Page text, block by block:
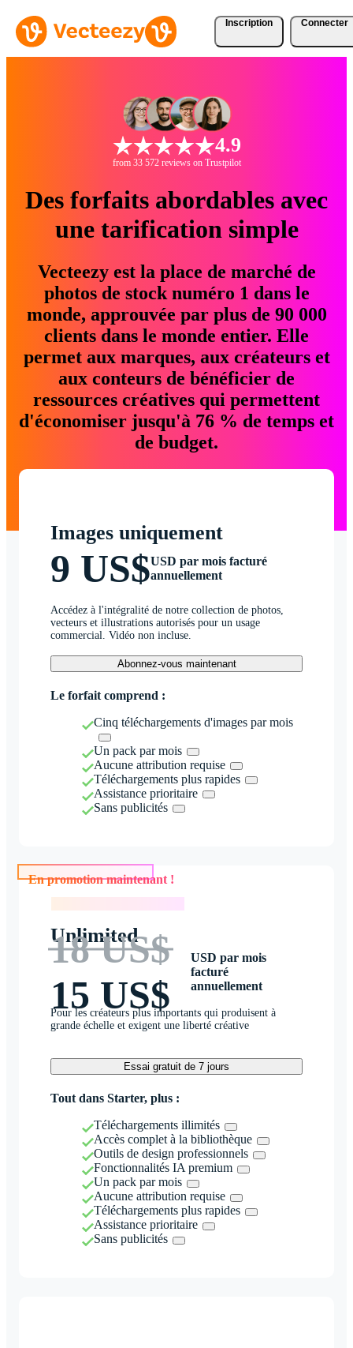
Inscription Connecter
4.9
from 33 572 reviews on Trustpilot
Des forfaits abordables avec
une tarification simple
Vecteezy est la place de marché de
photos de stock numéro 1 dans le
monde, approuvée par plus de 90 000
clients dans le monde entier. Elle
permet aux marques, aux créateurs et
aux conteurs de bénéficier de
ressources créatives qui permettent
d'économiser jusqu'à 76 % de temps et
de budget.
Images uniquement
9 US$USD par mois facturé
annuellement
Accédez à l'intégralité de notre collection de photos,
vecteurs et illustrations autorisés pour un usage
commercial. Vidéo non incluse.
Abonnez-vous maintenant
Le forfait comprend :
Cinq téléchargements d'images par mois
Un pack par mois
Aucune attribution requise
Téléchargements plus rapides
Assistance prioritaire
Sans publicités
En promotion maintenant !
Unlimited
18 US$
15 US$
USD par mois
facturé
annuellement
Pour les créateurs plus importants qui produisent à
grande échelle et exigent une liberté créative
Essai gratuit de 7 jours
Tout dans Starter, plus :
Téléchargements illimités
Accès complet à la bibliothèque
Outils de design professionnels
Fonctionnalités IA premium
Un pack par mois
Aucune attribution requise
Téléchargements plus rapides
Assistance prioritaire
Sans publicités